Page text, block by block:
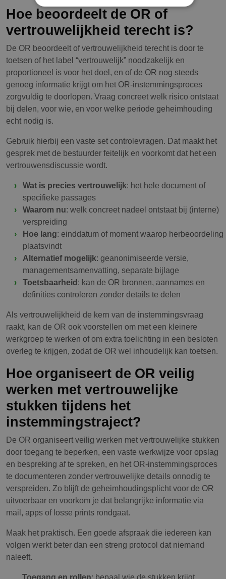
Hoe beoordeelt de OR of
vertrouwelijkheid terecht is?
De OR beoordeelt of vertrouwelijkheid terecht is door te
toetsen of het label “vertrouwelijk” noodzakelijk en
proportioneel is voor het doel, en of de OR nog steeds
genoeg informatie krijgt om het OR-instemmingsproces
zorgvuldig te doorlopen. Vraag concreet welk risico ontstaat
bij delen, voor wie, en voor welke periode geheimhouding
echt nodig is.
Gebruik hierbij een vaste set controlevragen. Dat maakt het
gesprek met de bestuurder feitelijk en voorkomt dat het een
vertrouwensdiscussie wordt.
Wat is precies vertrouwelijk: het hele document of
specifieke passages
Waarom nu: welk concreet nadeel ontstaat bij (interne)
verspreiding
Hoe lang: einddatum of moment waarop herbeoordeling
plaatsvindt
Alternatief mogelijk: geanonimiseerde versie,
managementsamenvatting, separate bijlage
Toetsbaarheid: kan de OR bronnen, aannames en
definities controleren zonder details te delen
Als vertrouwelijkheid de kern van de instemmingsvraag
raakt, kan de OR ook voorstellen om met een kleinere
werkgroep te werken of om extra toelichting in een besloten
overleg te krijgen, zodat de OR wel inhoudelijk kan toetsen.
Hoe organiseert de OR veilig
werken met vertrouwelijke
stukken tijdens het
instemmingstraject?
De OR organiseert veilig werken met vertrouwelijke stukken
door toegang te beperken, een vaste werkwijze voor opslag
en bespreking af te spreken, en het OR-instemmingsproces
te documenteren zonder vertrouwelijke details onnodig te
verspreiden. Zo blijft de geheimhoudingsplicht voor de OR
uitvoerbaar en voorkom je dat belangrijke informatie via
mail, apps of losse prints rondgaat.
Maak het praktisch. Een goede afspraak die iedereen kan
volgen werkt beter dan een streng protocol dat niemand
naleeft.